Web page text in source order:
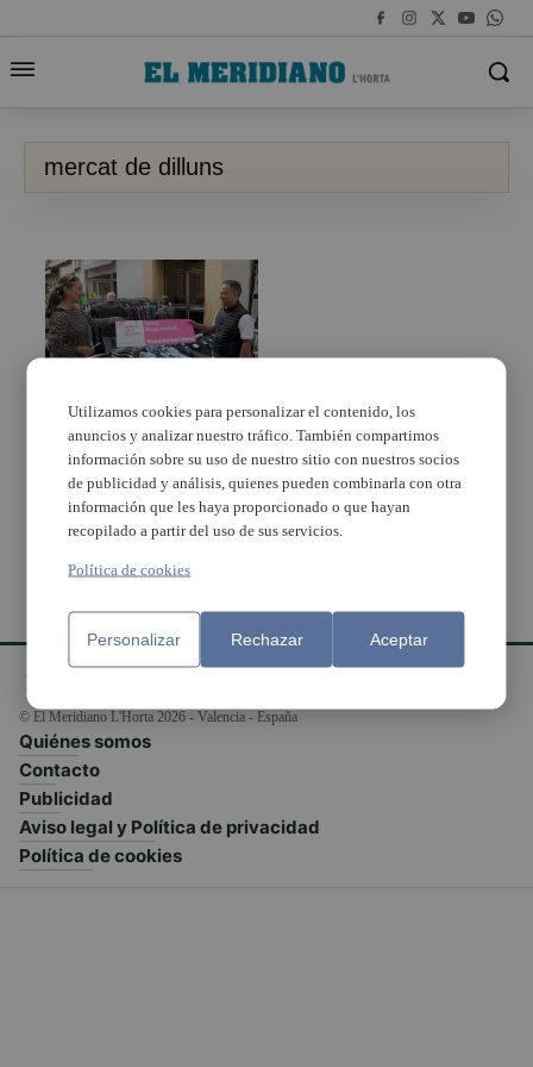
mercat de dilluns
Paiporta comença la
campanya ‘Mercat dels
dilluns’
© El Meridiano L'Horta 2026 - Valencia - España
Quiénes somos
Contacto
Publicidad
Aviso legal y Política de privacidad
Política de cookies
Utilizamos cookies para personalizar el contenido, los
anuncios y analizar nuestro tráfico. También compartimos
información sobre su uso de nuestro sitio con nuestros socios
de publicidad y análisis, quienes pueden combinarla con otra
información que les haya proporcionado o que hayan
recopilado a partir del uso de sus servicios.
Política de cookies
Personalizar Rechazar Aceptar